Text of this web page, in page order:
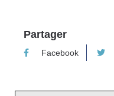
Partager
Facebook